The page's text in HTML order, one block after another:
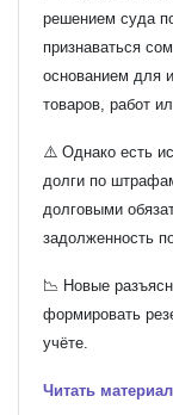
решением суда
признаваться
основанием для
товаров, работ
⚠️ Однако есть
долги по
долговыми
задолженность
📉 Новые
формировать
учёте.
Читать